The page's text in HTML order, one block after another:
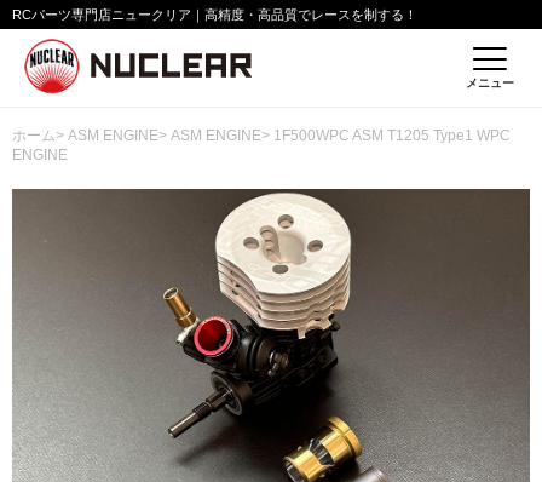
RCパーツ専門店ニュークリア｜高精度・高品質でレースを制する！
メニュー
ホーム> ASM ENGINE> ASM ENGINE> 1F500WPC ASM T1205 Type1 WPC
ENGINE